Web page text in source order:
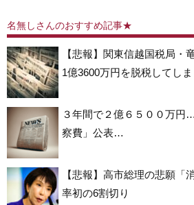
名無しさんのおすすめ記事★
【悲報】関東信越国税局・
1億3600万円を脱税してし
３年間で２億６５００万
察費」公表…
【悲報】高市総理の悲願「
率初の6割切り